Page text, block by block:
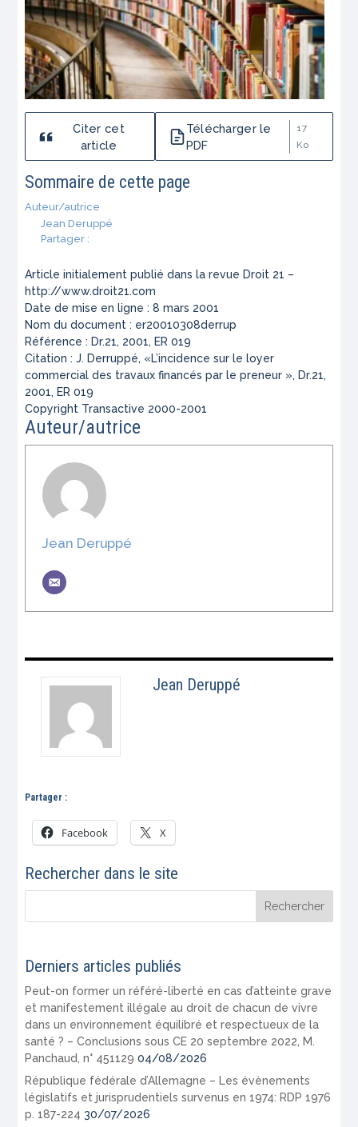
Citer cet
article
Télécharger le
PDF
17
Ko
Sommaire de cette page
Auteur/autrice
Jean Deruppé
Partager :
Article initialement publié dans la revue Droit 21 –
http://www.droit21.com
Date de mise en ligne : 8 mars 2001
Nom du document : er20010308derrup
Référence : Dr.21, 2001, ER 019
Citation : J. Derruppé, «L’incidence sur le loyer
commercial des travaux financés par le preneur », Dr.21,
2001, ER 019
Copyright Transactive 2000-2001
Auteur/autrice
Jean Deruppé
Jean Deruppé
Partager :
Facebook X
Rechercher dans le site
Derniers articles publiés
Peut-on former un référé-liberté en cas d’atteinte grave
et manifestement illégale au droit de chacun de vivre
dans un environnement équilibré et respectueux de la
santé ? – Conclusions sous CE 20 septembre 2022, M.
Panchaud, n° 451129 04/08/2026
République fédérale d’Allemagne – Les évènements
législatifs et jurisprudentiels survenus en 1974: RDP 1976
p. 187-224 30/07/2026